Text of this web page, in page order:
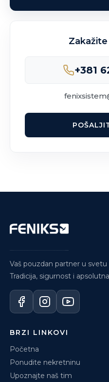
+381
Vaš pouzdan partner u
Tradicija, sigurnost i
BRZI LINKOVI
Početna
Ponudite nekretninu
Upoznajte naš tim